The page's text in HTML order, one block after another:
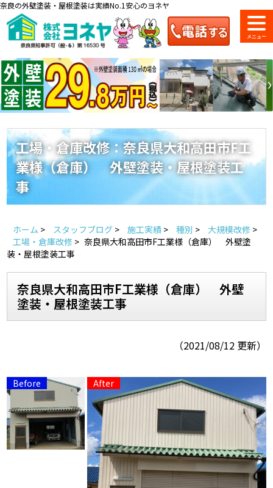
奈良の外壁塗装・屋根塗装は実績No.1安心のヨネヤ
料金一覧 会社案内 ショールーム
のご紹介
来店予約 お問い合わせ
お見積り お電話
ヨネヤの施工実績
Home お客様の声
スタッフ紹介
ヨネヤがお客様から選ばれる10の
理由
リフォームローン
工場倉庫修繕 アパート・マンション修繕
見積もりシミュレーション
工場・倉庫改修：奈良県大和高田市F工
業様（倉庫） 外壁塗装・屋根塗装工
事
ホーム > スタッフブログ > 施工実績 > 種別 > 大規模改修 >
工場・倉庫改修 > 奈良県大和高田市F工業様（倉庫） 外壁塗
装・屋根塗装工事
奈良県大和高田市F工業様（倉庫） 外壁
塗装・屋根塗装工事
（2021/08/12 更新）